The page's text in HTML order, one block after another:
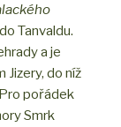
do Tanvaldu.
a je
do níž
pořádek
Smrk